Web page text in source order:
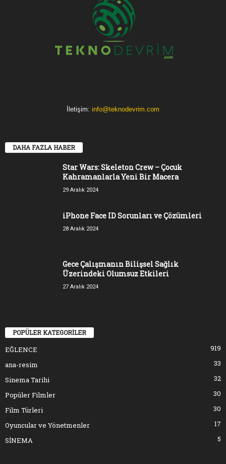
İletişim: info@teknodevrim.com
DAHA FAZLA HABER
Star Wars: Skeleton Crew – Çocuk
Kahramanlarla Yeni Bir Macera
29 Aralık 2024
iPhone Face ID Sorunları ve Çözümleri
28 Aralık 2024
Gece Çalışmanın Bilişsel Sağlık
Üzerindeki Olumsuz Etkileri
27 Aralık 2024
POPÜLER KATEGORİLER
EĞLENCE
919
ana-resim
33
Sinema Tarihi
32
Popüler Filmler
30
Film Türleri
30
Oyuncular ve Yönetmenler
17
SİNEMA
5